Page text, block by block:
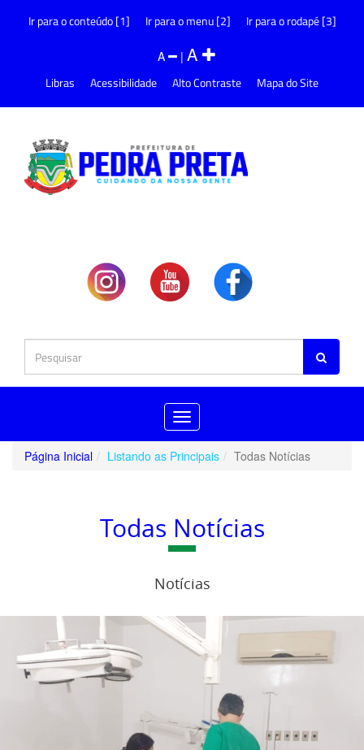
Ir para o conteúdo [1] Ir para o menu [2] Ir para o rodapé [3]
A |A
Libras Acessibilidade Alto Contraste Mapa do Site
Toggle
navigation
Página Inicial
Listando as Principais Todas Notícias
Todas Notícias
Notícias